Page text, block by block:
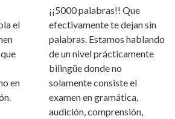
el
en
¡¡5000 palabras!! Que
efectivamente te dejan sin
palabras. Estamos hablando
de un nivel prácticamente
bilingüe donde no
solamente consiste el
examen en gramática,
audición, comprensión,